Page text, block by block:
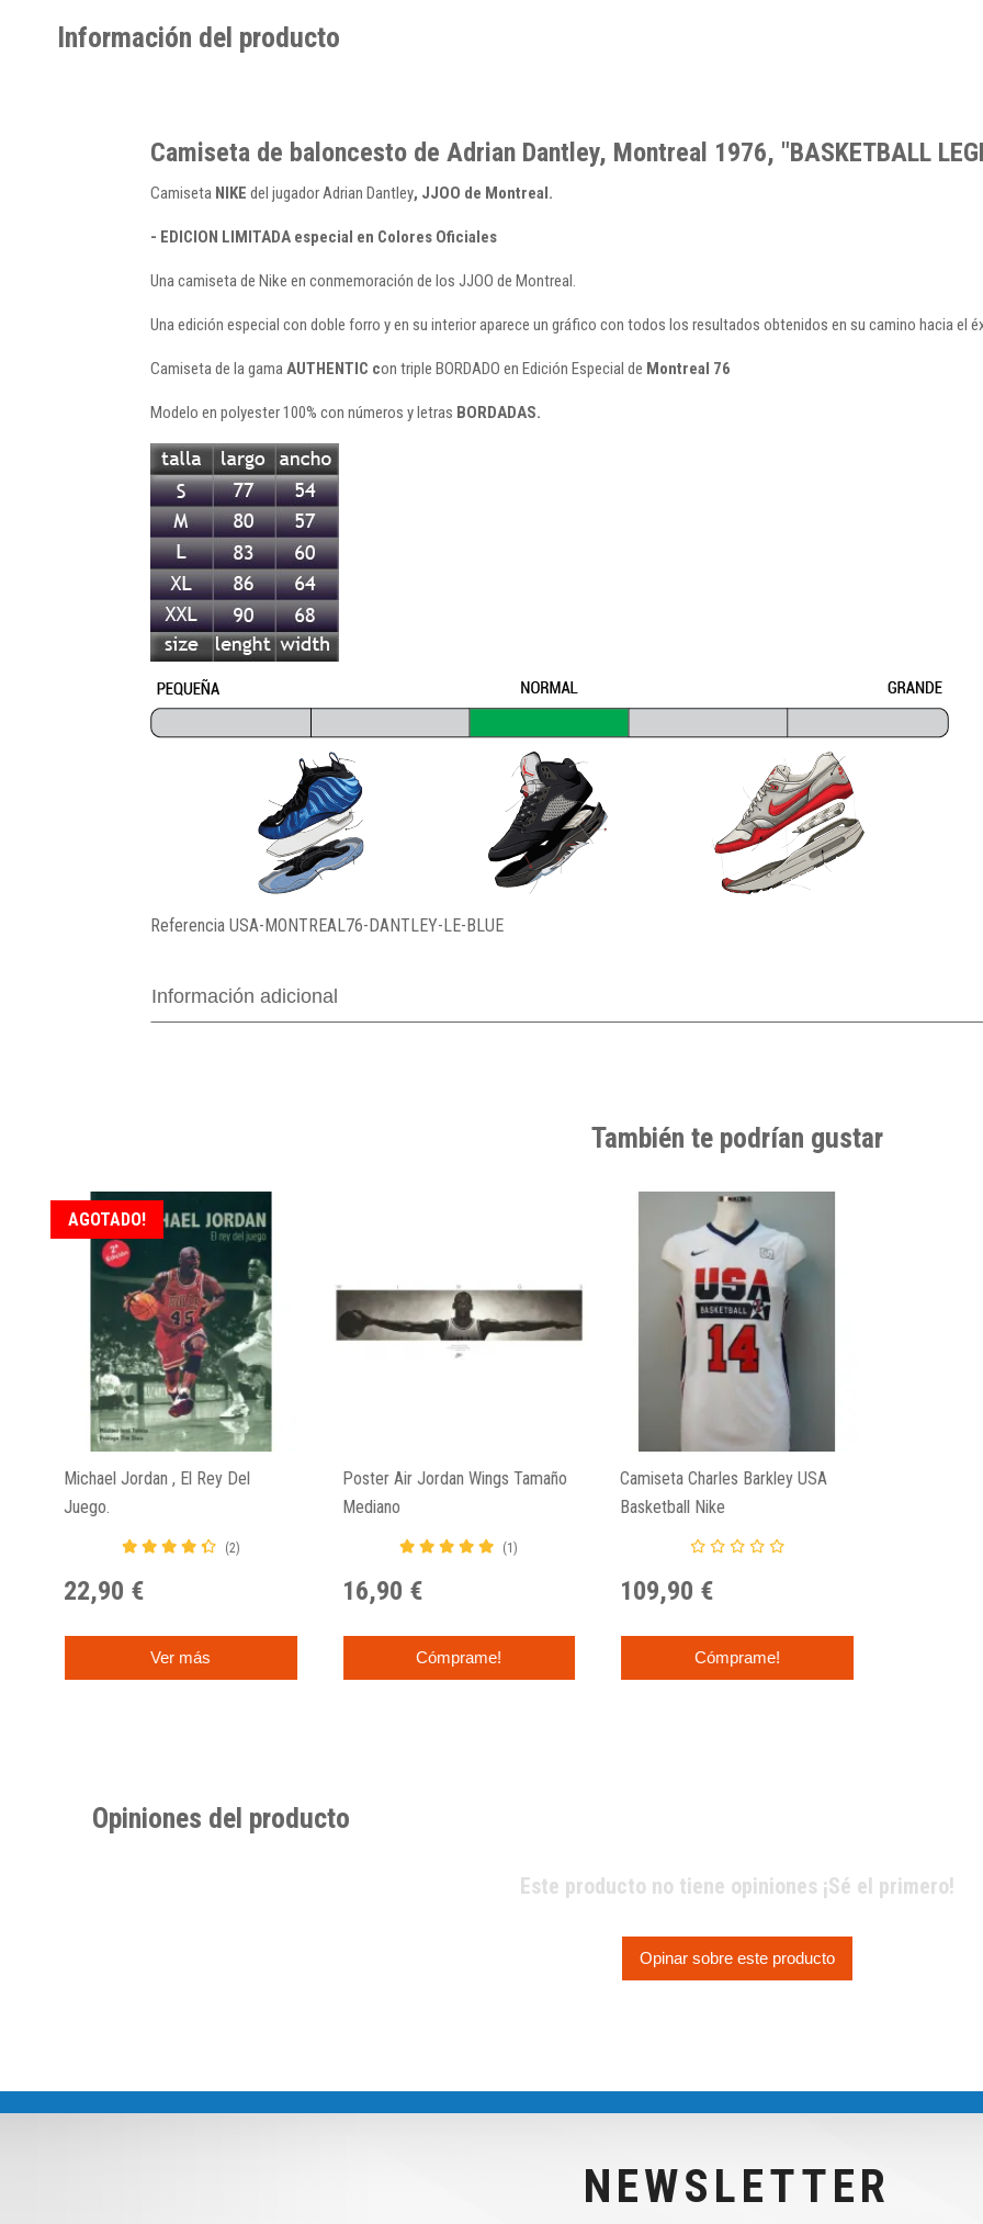
Información del producto
Camiseta de baloncesto de Adrian Dantley, Montreal 1976, "BASKETBALL
Camiseta NIKE del jugador Adrian Dantley, JJOO de Montreal.
- EDICION LIMITADA especial en Colores Oficiales
Una camiseta de Nike en conmemoración de los JJOO de Montreal.
Una edición especial con doble forro y en su interior aparece un gráfico con todos los resultados obtenidos en su camino hacia el
Camiseta de la gamaAUTHENTIC con triple BORDADO en Edición Especial de Montreal 76
Modelo en polyester 100% con números y letras BORDADAS.
Referencia USA-MONTREAL76-DANTLEY-LE-BLUE
Información adicional
También te podrían gustar
Michael Jordan , El Rey Del
Juego.
(2)
22,90 €
Ver más
AGOTADO!
Poster Air Jordan Wings Tamaño
Mediano
(1)
16,90 €
Cómprame!
Camiseta Charles Barkley USA
Basketball Nike
109,90 €
Cómprame!
Opiniones del producto
Este producto no tiene opiniones ¡Sé el primero!
Opinar sobre este producto
NEWSLETTER